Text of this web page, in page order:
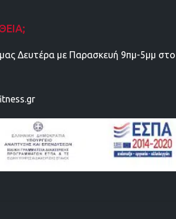
μας Δευτέρα με Παρασκευή 9πμ-5μμ στο